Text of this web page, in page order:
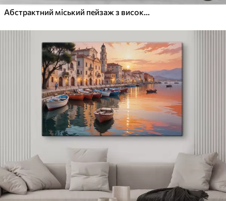
Абстрактний міський пейзаж з високими будівлями у відтінках коричневого, сірого та білого, що відображаються у воді внизу